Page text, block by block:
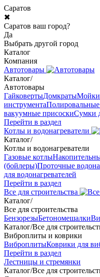
Саратов
✖
Саратов ваш город?
Да
Выбрать другой город
Каталог
Компания
Автотовары
Каталог/
Автотовары
ГайковертыДомкратыМойки
инструмента
вакуумные присоскиСумки
Перейти в раздел
Котлы и водонагреватели
Каталог/
Котлы и водонагреватели
Газовые котлы
(бойлеры)Проточные
для водонагревателей
Перейти в раздел
Все для строительства
Каталог/
Все для строительства
БензорезыБетономешалки
Каталог/Все для
Виброплиты и коврики
ВиброплитыКоврики для
Перейти в раздел
Лестницы и стремянки
Каталог/Все для